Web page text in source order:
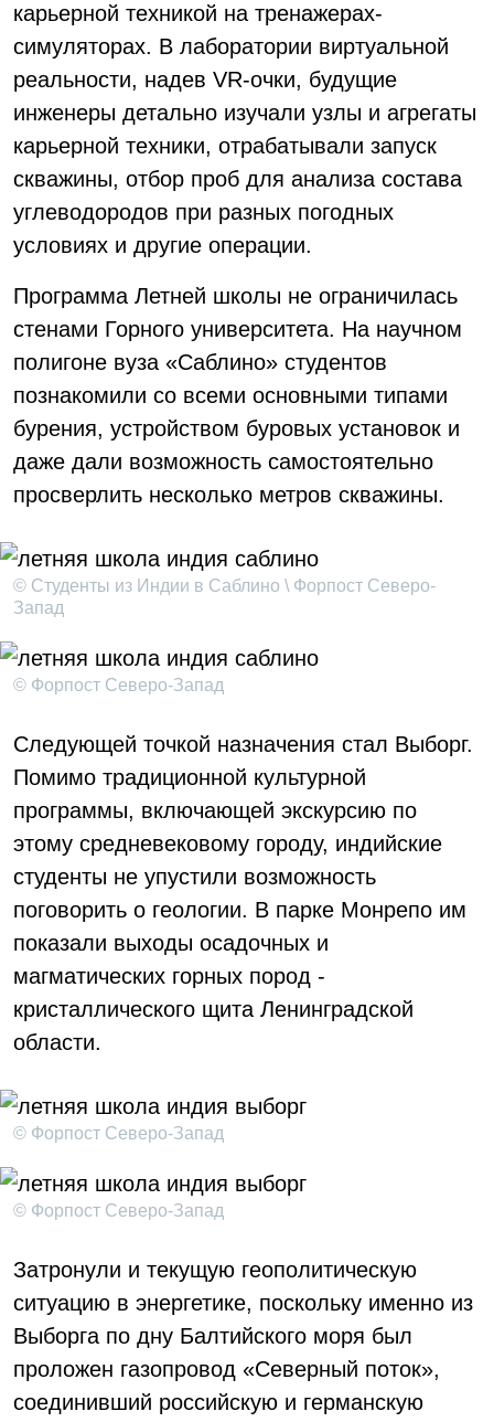
карьерной техникой на тренажерах-
симуляторах. В лаборатории виртуальной
реальности, надев VR-очки, будущие
инженеры детально изучали узлы и агрегаты
карьерной техники, отрабатывали запуск
скважины, отбор проб для анализа состава
углеводородов при разных погодных
условиях и другие операции.
Программа Летней школы не ограничилась
стенами Горного университета. На научном
полигоне вуза «Саблино» студентов
познакомили со всеми основными типами
бурения, устройством буровых установок и
даже дали возможность самостоятельно
просверлить несколько метров скважины.
© Студенты из Индии в Саблино \ Форпост Северо-
Запад
© Форпост Северо-Запад
Следующей точкой назначения стал Выборг.
Помимо традиционной культурной
программы, включающей экскурсию по
этому средневековому городу, индийские
студенты не упустили возможность
поговорить о геологии. В парке Монрепо им
показали выходы осадочных и
магматических горных пород -
кристаллического щита Ленинградской
области.
© Форпост Северо-Запад
© Форпост Северо-Запад
Затронули и текущую геополитическую
ситуацию в энергетике, поскольку именно из
Выборга по дну Балтийского моря был
проложен газопровод «Северный поток»,
соединивший российскую и германскую